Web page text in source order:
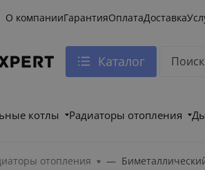
О компанииГарантияОплатаДоставка
Каталог
котлы Радиаторы отопления
отопления